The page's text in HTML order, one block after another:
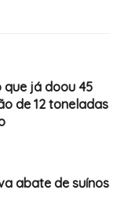
já doou 45
de 12 toneladas
abate de suínos